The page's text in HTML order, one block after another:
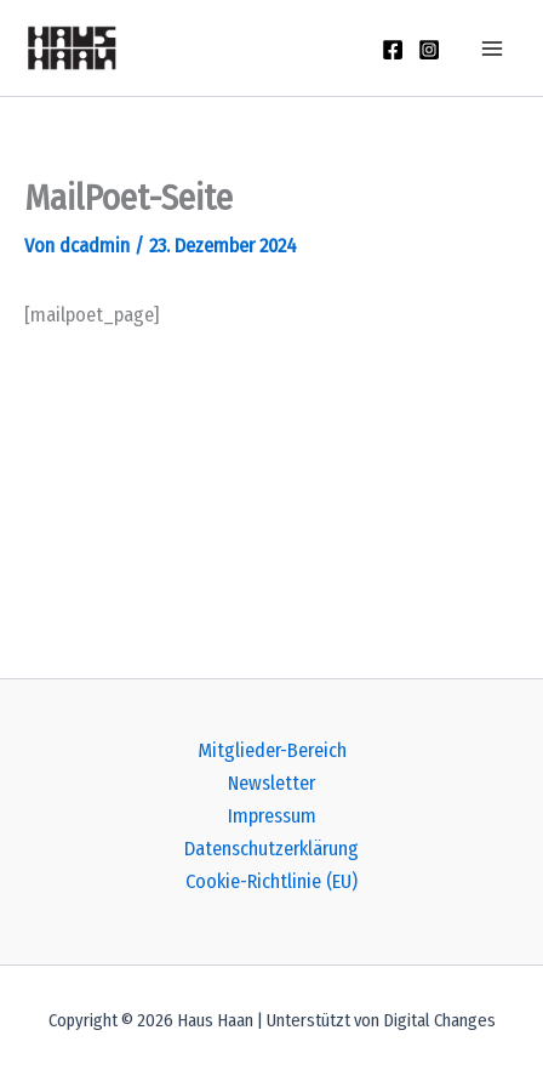
Inhalt
MailPoet-Seite
Von dcadmin / 23. Dezember 2024
[mailpoet_page]
Mitglieder-Bereich
Newsletter
Impressum
Datenschutzerklärung
Cookie-Richtlinie (EU)
Copyright © 2026 Haus Haan | Unterstützt von Digital Changes